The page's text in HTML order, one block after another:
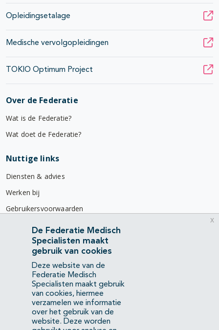
Opleidingsetalage
Medische vervolgopleidingen
TOKIO Optimum Project
Over de Federatie
Wat is de Federatie?
Wat doet de Federatie?
Nuttige links
Diensten & advies
Werken bij
Gebruikersvoorwaarden
Privacyverklaring
Contact
Mercatorlaan 1200
3528 BL Utrecht
(088) 505 34 34
info@richtlijnendatabase.nl
De Federatie Medisch
Specialisten maakt
gebruik van cookies
Deze website van de
Federatie Medisch
Specialisten maakt gebruik
van cookies, hiermee
verzamelen we informatie
over het gebruik van de
website. Deze worden
x